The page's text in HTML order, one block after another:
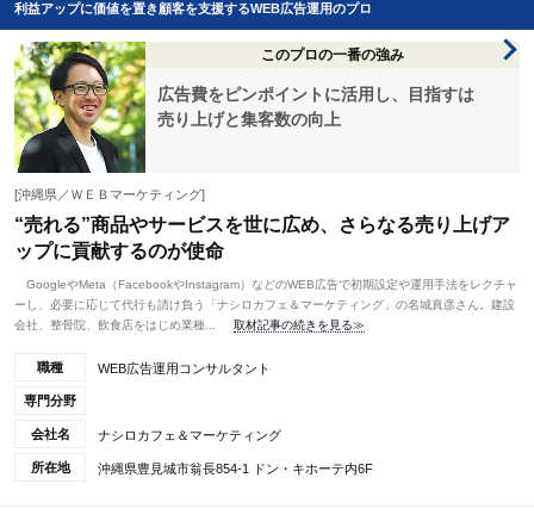
利益アップに価値を置き顧客を支援するWEB広告運用のプロ
このプロの一番の強み
広告費をピンポイントに活用し、目指すは
売り上げと集客数の向上
[沖縄県／ＷＥＢマーケティング]
“売れる”商品やサービスを世に広め、さらなる売り上げア
ップに貢献するのが使命
GoogleやMeta（FacebookやInstagram）などのWEB広告で初期設定や運用手法をレクチャ
ーし、必要に応じて代行も請け負う「ナシロカフェ＆マーケティング」の名城真彦さん。建設
会社、整骨院、飲食店をはじめ業種...
取材記事の続きを見る≫
職種 WEB広告運用コンサルタント
専門分野
会社名 ナシロカフェ＆マーケティング
所在地 沖縄県豊見城市翁長854-1 ドン・キホーテ内6F